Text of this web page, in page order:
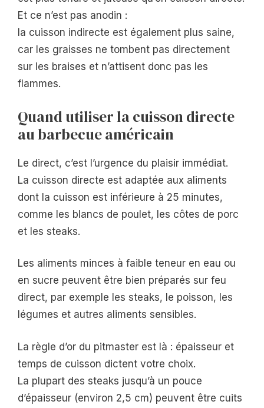
Et ce n’est pas anodin :
la cuisson indirecte est également plus saine,
car les graisses ne tombent pas directement
sur les braises et n’attisent donc pas les
flammes.
Quand utiliser la cuisson directe
au barbecue américain
Le direct, c’est l’urgence du plaisir immédiat.
La cuisson directe est adaptée aux aliments
dont la cuisson est inférieure à 25 minutes,
comme les blancs de poulet, les côtes de porc
et les steaks.
Les aliments minces à faible teneur en eau ou
en sucre peuvent être bien préparés sur feu
direct, par exemple les steaks, le poisson, les
légumes et autres aliments sensibles.
La règle d’or du pitmaster est là : épaisseur et
temps de cuisson dictent votre choix.
La plupart des steaks jusqu’à un pouce
d’épaisseur (environ 2,5 cm) peuvent être cuits